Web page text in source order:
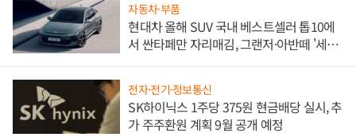
자동차·부품
현대차 올해 SUV 국내 베스트셀러 톱10에
서 싼타페만 자리매김, 그랜저·아반떼 '세단
전자·전기·정보통신
SK하이닉스 1주당 375원 현금배당 실시, 추
가 주주환원 계획 9월 공개 예정